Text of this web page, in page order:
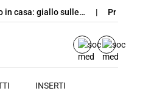
in casa: giallo sulle… Prefettura e
INSERTI